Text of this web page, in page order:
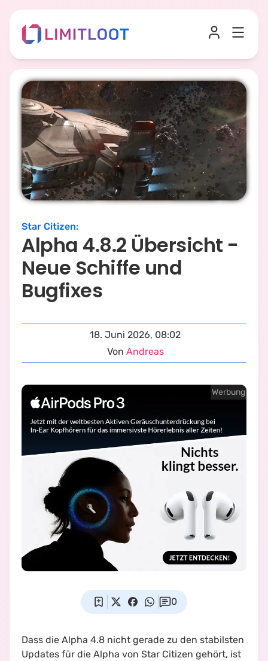
Star Citizen:
Alpha 4.8.2 Übersicht -
Neue Schiffe und
Bugfixes
18. Juni 2026, 08:02
Von Andreas
Werbung
0
Dass die Alpha 4.8 nicht gerade zu den stabilsten
Updates für die Alpha von Star Citizen gehört, ist